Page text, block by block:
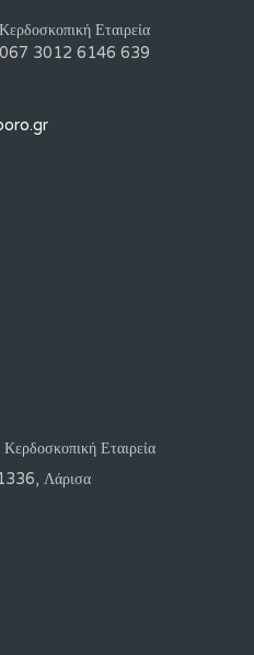
Εταιρεία
3012 6146 639
Εταιρεία
Λάρισα